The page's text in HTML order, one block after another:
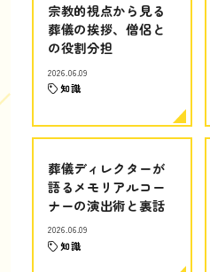
宗教的視点から見る
葬儀の挨拶、僧侶と
の役割分担
2026.06.09
知識
葬儀ディレクターが
語るメモリアルコー
ナーの演出術と裏話
2026.06.09
知識